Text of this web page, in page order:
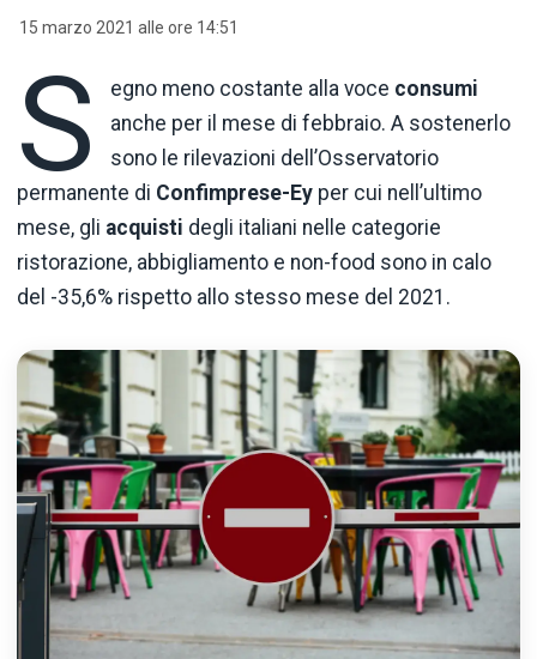
15 marzo 2021 alle ore 14:51
S egno meno costante alla voce consumi
anche per il mese di febbraio. A sostenerlo
sono le rilevazioni dell’Osservatorio
permanente di Confimprese-Ey per cui nell’ultimo
mese, gli acquisti degli italiani nelle categorie
ristorazione, abbigliamento e non-food sono in calo
del -35,6% rispetto allo stesso mese del 2021.